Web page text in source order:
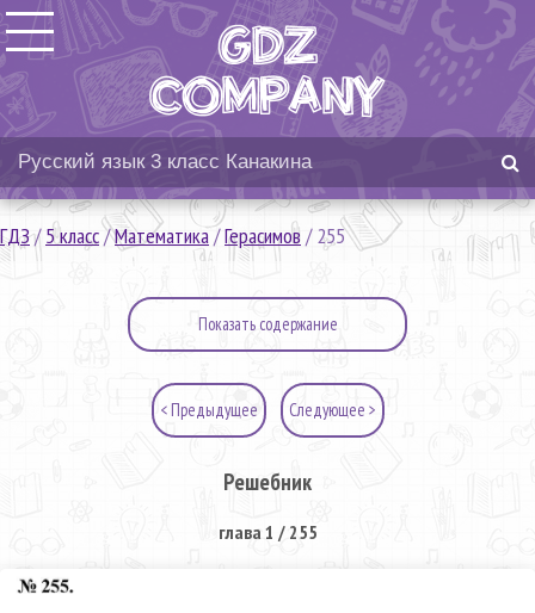
ГДЗ/5 класс/Математика/Герасимов/255
Показать содержание
< Предыдущее Следующее >
Решебник
глава 1 / 255